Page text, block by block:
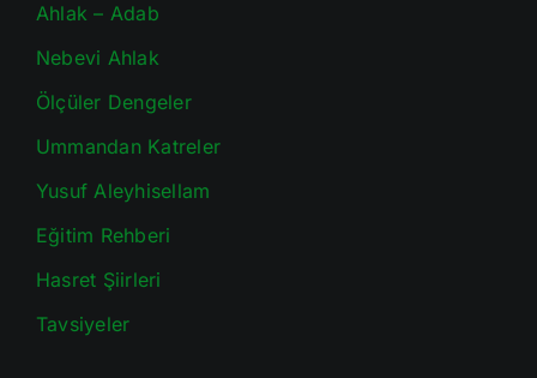
Ahlak – Adab
Nebevi Ahlak
Ölçüler Dengeler
Ummandan Katreler
Yusuf Aleyhisellam
Eğitim Rehberi
Hasret Şiirleri
Tavsiyeler